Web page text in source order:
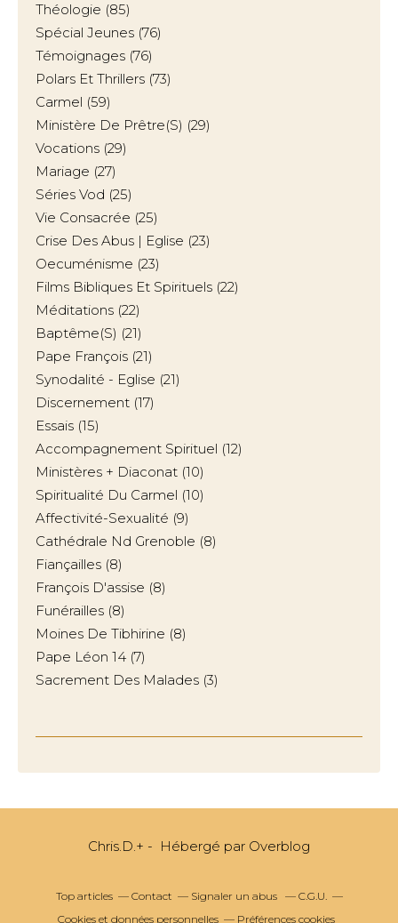
Théologie (85)
Spécial Jeunes (76)
Témoignages (76)
Polars Et Thrillers (73)
Carmel (59)
Ministère De Prêtre(s) (29)
Vocations (29)
Mariage (27)
Séries Vod (25)
Vie Consacrée (25)
Crise Des Abus | Eglise (23)
Oecuménisme (23)
Films Bibliques Et Spirituels (22)
Méditations (22)
Baptême(s) (21)
Pape François (21)
Synodalité - Eglise (21)
Discernement (17)
Essais (15)
Accompagnement Spirituel (12)
Ministères + Diaconat (10)
Spiritualité Du Carmel (10)
Affectivité-Sexualité (9)
Cathédrale Nd Grenoble (8)
Fiançailles (8)
François D'assise (8)
Funérailles (8)
Moines De Tibhirine (8)
Pape Léon 14 (7)
Sacrement Des Malades (3)
Chris.D.+ - Hébergé par Overblog
Top articles Contact Signaler un abus
C.G.U.
Cookies et données personnelles
Préférences cookies